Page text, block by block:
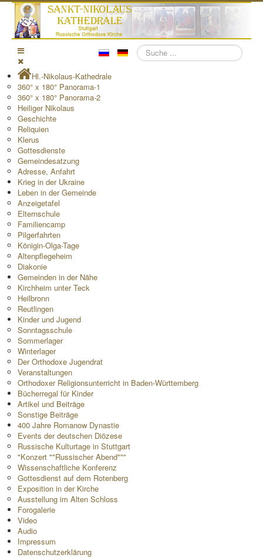
Suchen
Hl.-Nikolaus-Kathedrale
360° x 180° Panorama-1
360° x 180° Panorama-2
Heiliger Nikolaus
Geschichte
Reliquien
Klerus
Gottesdienste
Gemeindesatzung
Adresse, Anfahrt
Krieg in der Ukraine
Leben in der Gemeinde
Anzeigetafel
Elternschule
Familiencamp
Pilgerfahrten
Königin-Olga-Tage
Altenpflegeheim
Diakonie
Gemeinden in der Nähe
Kirchheim unter Teck
Heilbronn
Reutlingen
Kinder und Jugend
Sonntagsschule
Sommerlager
Winterlager
Der Orthodoxe Jugendrat
Veranstaltungen
Orthodoxer Religionsunterricht in Baden-Württemberg
Bücherregal für Kinder
Artikel und Beiträge
Sonstige Beiträge
400 Jahre Romanow Dynastie
Events der deutschen Diözese
Russische Kulturtage in Stuttgart
"Konzert ""Russischer Abend"""
Wissenschaftliche Konferenz
Gottesdienst auf dem Rotenberg
Exposition in der Kirche
Ausstellung im Alten Schloss
Forogalerie
Video
Audio
Impressum
Datenschutzerklärung